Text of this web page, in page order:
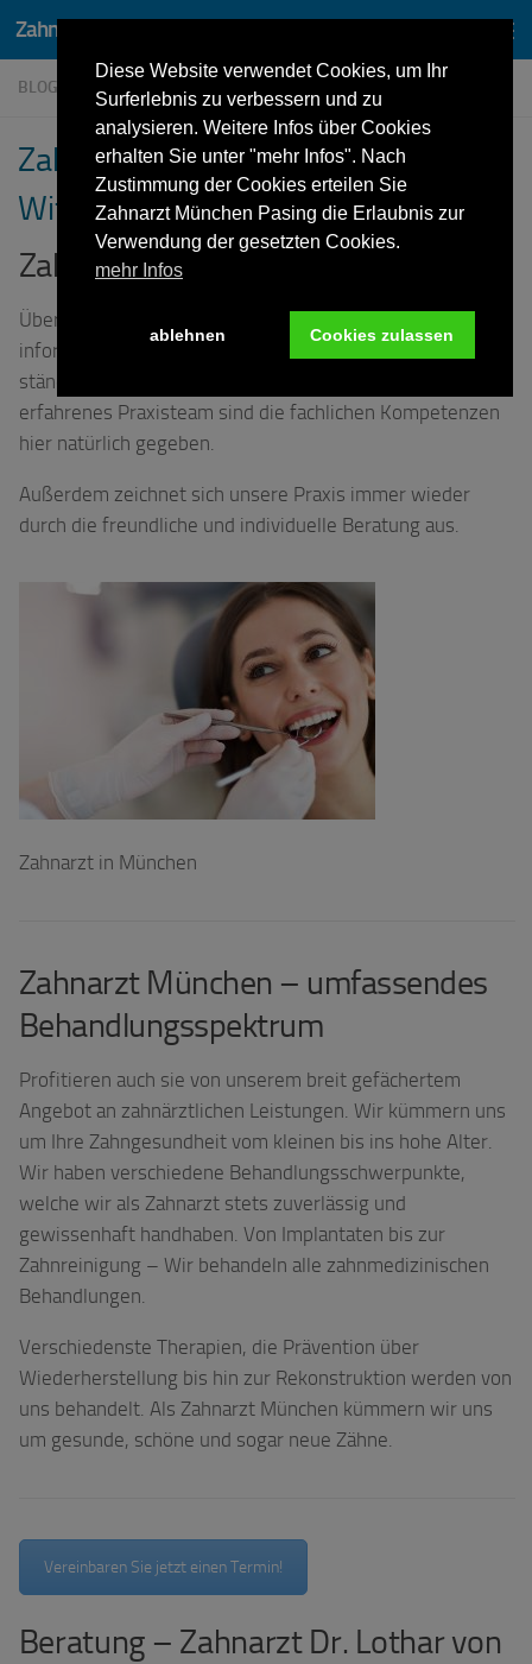
Zum Inhalt springen
BLOG
Zahnarzt München – Praxis Dr. von
Wittken
Zahnarzt München
Über alle Behandlungsmöglichkeiten sind wir bestens
informiert. Als Zahnarzt München ist es uns wichtig
ständig „up to date“ zu bleiben. Durch unser sehr
erfahrenes Praxisteam sind die fachlichen Kompetenzen
hier natürlich gegeben.
Außerdem zeichnet sich unsere Praxis immer wieder
durch die freundliche und individuelle Beratung aus.
Zahnarzt in München
Zahnarzt München – umfassendes
Behandlungsspektrum
Profitieren auch sie von unserem breit gefächertem
Angebot an zahnärztlichen Leistungen. Wir kümmern uns
um Ihre Zahngesundheit vom kleinen bis ins hohe Alter.
Wir haben verschiedene Behandlungsschwerpunkte,
welche wir als Zahnarzt stets zuverlässig und
gewissenhaft handhaben. Von Implantaten bis zur
Zahnreinigung – Wir behandeln alle zahnmedizinischen
Behandlungen.
Verschiedenste Therapien, die Prävention über
Wiederherstellung bis hin zur Rekonstruktion werden von
uns behandelt. Als Zahnarzt München kümmern wir uns
um gesunde, schöne und sogar neue Zähne.
Vereinbaren Sie jetzt einen Termin!
Beratung – Zahnarzt Dr. Lothar von
Diese Website verwendet Cookies, um Ihr
Surferlebnis zu verbessern und zu
analysieren. Weitere Infos über Cookies
erhalten Sie unter "mehr Infos". Nach
Zustimmung der Cookies erteilen Sie
Zahnarzt München Pasing die Erlaubnis zur
Verwendung der gesetzten Cookies.
mehr Infos
ablehnen Cookies zulassen